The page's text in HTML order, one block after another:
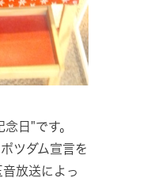
日"です。
ツダム宣言を
放送によっ